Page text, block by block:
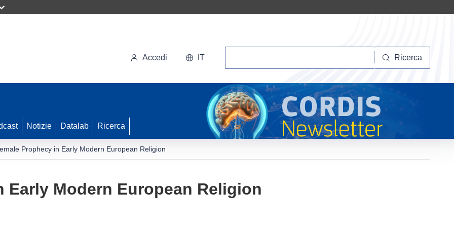
Accedi IT Ricerca
Notizie Datalab Ricerca
Prophecy in Early Modern European Religion
Early Modern European Religion